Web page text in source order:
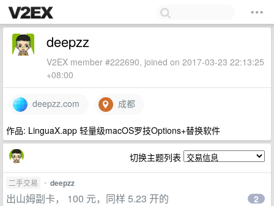
deepzz
V2EX member #222690, joined on 2017-03-23 22:13:25
+08:00
deepzz.com 成都
作品: LinguaX.app 轻量级macOS罗技Options+替换软件
切换主题列表
二手交易 • deepzz
出山姆副卡， 100 元，同样 5.23 开的 2